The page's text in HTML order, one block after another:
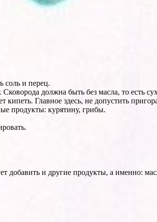
соль и перец.
должна быть без масла, то есть
кипеть. Главное здесь, не допустить
продукты: курятину, грибы.
добавить и другие продукты, а именно: